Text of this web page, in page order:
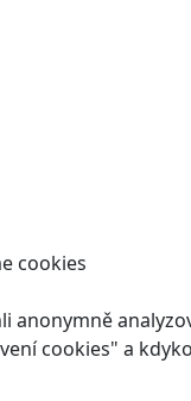
cookies
cookies" a